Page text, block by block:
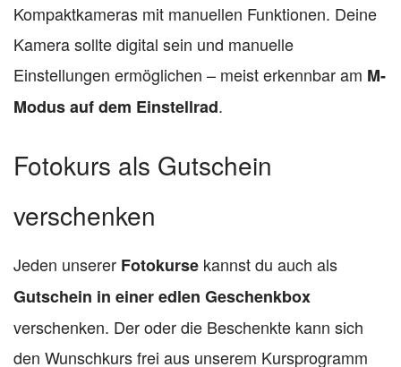
Kompaktkameras mit manuellen Funktionen. Deine
Kamera sollte digital sein und manuelle
Einstellungen ermöglichen – meist erkennbar am M-
Modus auf dem Einstellrad.
Fotokurs als Gutschein
verschenken
Jeden unserer Fotokurse kannst du auch als
Gutschein in einer edlen Geschenkbox
verschenken. Der oder die Beschenkte kann sich
den Wunschkurs frei aus unserem Kursprogramm